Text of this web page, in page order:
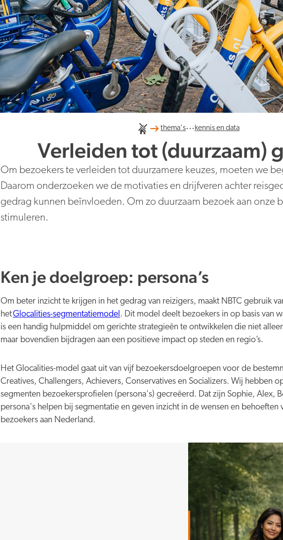
thema's...kennis en data
Verleiden tot (duurzaam)
Om bezoekers te verleiden tot duurzamere keuzes, moeten we
Daarom onderzoeken we de motivaties en drijfveren achter
gedrag kunnen beïnvloeden. Om zo duurzaam bezoek aan onze
stimuleren.
Ken je doelgroep: persona’s
Om beter inzicht te krijgen in het gedrag van reizigers, maakt NBTC gebruik
hetGlocalities-segmentatiemodel . Dit model deelt bezoekers in op basis van
is een handig hulpmiddel om gerichte strategieën te ontwikkelen die niet
maar bovendien bijdragen aan een positieve impact op steden en regio’s.
Het Glocalities-model gaat uit van vijf bezoekersdoelgroepen voor de
Creatives, Challengers, Achievers, Conservatives en Socializers. Wij hebben
segmenten bezoekersprofielen (persona's) gecreëerd. Dat zijn Sophie, Alex,
persona's helpen bij segmentatie en geven inzicht in de wensen en behoeften
bezoekers aan Nederland.